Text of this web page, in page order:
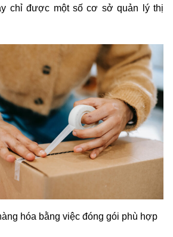
chỉ được một số cơ sở quản lý thị
hóa bằng việc đóng gói phù hợp